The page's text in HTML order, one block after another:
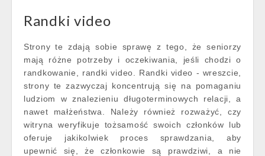
Randki video
Strony te zdają sobie sprawę z tego, że seniorzy
mają różne potrzeby i oczekiwania, jeśli chodzi o
randkowanie, randki video. Randki video - wreszcie,
strony te zazwyczaj koncentrują się na pomaganiu
ludziom w znalezieniu długoterminowych relacji, a
nawet małżeństwa. Należy również rozważyć, czy
witryna weryfikuje tożsamość swoich członków lub
oferuje jakikolwiek proces sprawdzania, aby
upewnić się, że członkowie są prawdziwi, a nie